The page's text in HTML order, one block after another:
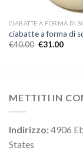
CIABATTE A FORMA DI
ciabatte a forma di
€40.00 €31.00
METTITI IN
Indirizzo:4906
States